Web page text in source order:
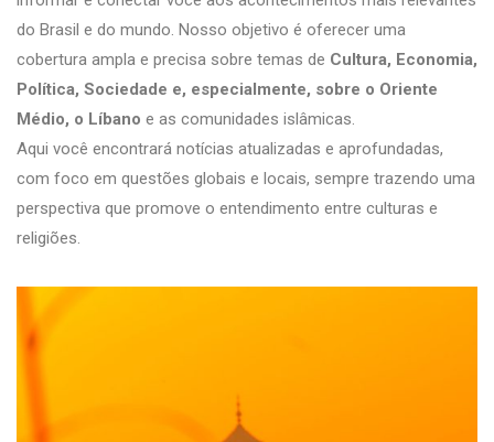
do Brasil e do mundo. Nosso objetivo é oferecer uma
cobertura ampla e precisa sobre temas de Cultura, Economia,
Política, Sociedade e, especialmente, sobre o Oriente
Médio, o Líbano e as comunidades islâmicas.
Aqui você encontrará notícias atualizadas e aprofundadas,
com foco em questões globais e locais, sempre trazendo uma
perspectiva que promove o entendimento entre culturas e
religiões.